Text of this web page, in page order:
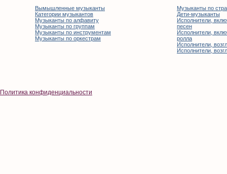
Вымышленные музыканты
Категории музыкантов
Музыканты по алфавиту
Музыканты по группам
Музыканты по инструментам
Музыканты по оркестрам
Музыканты по
Дети-музыканты
Исполнители,
песен
Исполнители,
ролла
Исполнители,
Исполнители,
Политика конфиденциальности